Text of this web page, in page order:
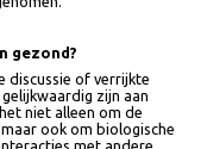
alternatieven. In veel
van toegevoegde
gezond?